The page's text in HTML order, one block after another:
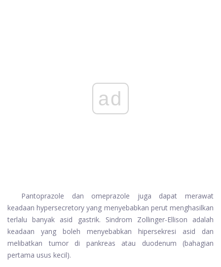
ad
Pantoprazole dan omeprazole juga dapat merawat
keadaan hypersecretory yang menyebabkan perut menghasilkan
terlalu banyak asid gastrik. Sindrom Zollinger-Ellison adalah
keadaan yang boleh menyebabkan hipersekresi asid dan
melibatkan tumor di pankreas atau duodenum (bahagian
pertama usus kecil).